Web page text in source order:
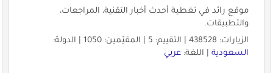
موقع رائد في تغطية أحدث أخبار التقنية، المراجعات،
والتطبيقات.
الزيارات: 438528 | التقييم: 5 | المقيّمين: 1050 | الدولة:
السعودية| اللغة: عربي